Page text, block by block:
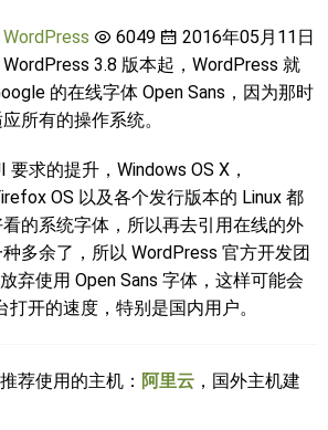
WordPress 6049
2016年05月11日
3.8 版本起，WordPress 就
的在线字体 Open Sans，因为那时
所有的操作系统。
求的提升，Windows OS X，
OS 以及各个发行版本的 Linux 都
的系统字体，所以再去引用在线的外
多余了，所以 WordPress 官方开发团
弃使用 Open Sans 字体，这样可能会
打开的速度，特别是国内用户。
荐使用的主机： 阿里云 ，国外主机建